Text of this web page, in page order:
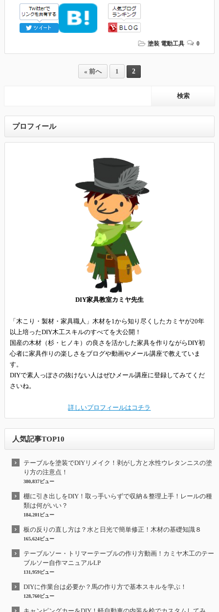
塗装 電動工具 0
« 前へ 1 2
プロフィール
DIY家具教室カミヤ先生
「木こり・製材・家具職人」木材を1から知り尽くしたカミヤが20年
以上培ったDIY木工スキルのすべてを大公開！
国産の木材（杉・ヒノキ）の良さを活かした家具を作りながらDIY初
心者に家具作りの楽しさをブログや動画やメール講座で教えていま
す。
DIYで素人っぽさの抜けない人はぜひメール講座に登録してみてくだ
さいね。
詳しいプロフィールはコチラ
人気記事TOP10
テーブルを塗装でDIYリメイク！剥がし方と水性ウレタンニスの塗
り方の注意点！
380,837ビュー
棚に引き出しをDIY！取っ手いらずで収納＆整理上手！レールの種
類は何がいい？
184,201ビュー
板の反りの直し方は？水と日光で簡単修正！木材の基礎知識８
165,624ビュー
テーブルソー・トリマーテーブルの作り方動画！カミヤ木工のテー
ブルソー自作マニュアルLP
131,959ビュー
DIYに作業台は必要か？馬の作り方で基本スキルを学ぶ！
128,760ビュー